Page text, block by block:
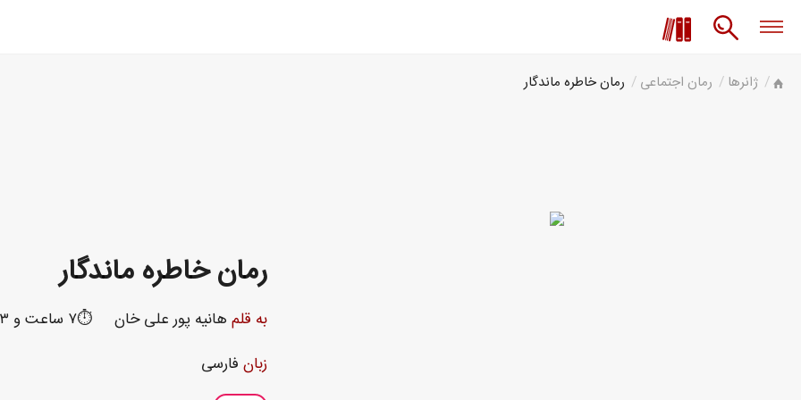
ژانرها رمان اجتماعی رمان خاطره ماندگار
رمان خاطره ماندگار
به قلم هانیه پور علی خان
⏱️۷ ساعت و ۵۳ دقیقه
زبان فارسی